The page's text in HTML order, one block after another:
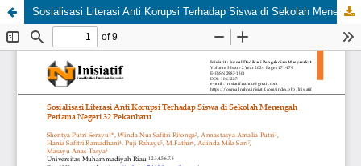
Sosialisasi Literasi Anti Korupsi Terhadap Siswa di Sekolah Menengah Pertama Negeri 32 Pekanbaru